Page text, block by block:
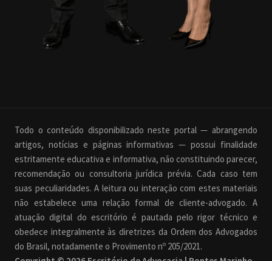
Todo o conteúdo disponibilizado neste portal — abrangendo
artigos, notícias e páginas informativas — possui finalidade
estritamente educativa e informativa, não constituindo parecer,
recomendação ou consultoria jurídica prévia. Cada caso tem
suas peculiaridades. A leitura ou interação com estes materiais
não estabelece uma relação formal de cliente-advogado. A
atuação digital do escritório é pautada pelo rigor técnico e
obedece integralmente às diretrizes da Ordem dos Advogados
do Brasil, notadamente o Provimento nº 205/2021.